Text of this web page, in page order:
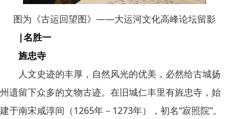
图为《古运回望图》——大运河文化高峰论坛留影
|名胜一
旌忠寺
人文史迹的丰厚，自然风光的优美，必然给古城扬
州遗留下众多的文物古迹。在旧城仁丰里有旌忠寺，始
建于南宋咸淳间（1265年－1273年），初名“寂照院”。